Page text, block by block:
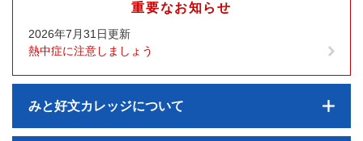
重要なお知らせ
2026年7月31日更新
熱中症に注意しましょう
みと好文カレッジについて